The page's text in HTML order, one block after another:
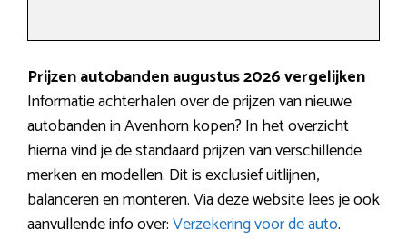
Prijzen autobanden augustus 2026 vergelijken
Informatie achterhalen over de prijzen van nieuwe
autobanden in Avenhorn kopen? In het overzicht
hierna vind je de standaard prijzen van verschillende
merken en modellen. Dit is exclusief uitlijnen,
balanceren en monteren. Via deze website lees je ook
aanvullende info over:Verzekering voor de auto.